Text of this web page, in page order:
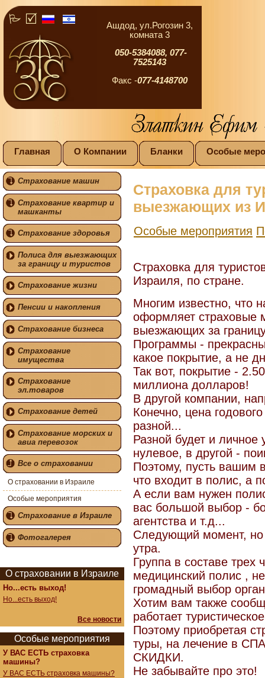
Ашдод, ул.Рогозин 3,
комната 3
050-5384088, 077-
7525143
Факс -077-4148700
Главная О Компании Бланки Особые
Страхование машин
Страхование квартир и
машканты
Страхование здоровья
Полиса для выезжающих
за границу и туристов
Страхование жизни
Пенсии и накопления
Страхование бизнеса
Страхование
имущества
Страхование
эл.товаров
Страхование детей
Страхование морских и
авиа перевозок
Все о страховании
О страховании в Израиле
Особые мероприятия
Страхование в Израиле
Фотогалерея
О страховании в Израиле
Но...есть выход!
Но...есть выход!
Все новости
Особые мероприятия
У ВАС ЕСТЬ страховка
машины?
У ВАС ЕСТЬ страховка машины?
Страховка для
выезжающих из
Особые мероприятия
Страховка для
Израиля, по стране.
Многим известно, что
оформляет страховые
выезжающих за
Программы -
какое покрытие, а не
Так вот, покрытие -
миллиона долларов!
В другой компании,
Конечно, цена
разной...
Разной будет и
нулевое, в другой -
Поэтому, пусть вашим
что входит в полис, а
А если вам нужен
вас большой выбор -
агентства и т.д...
Следующий момент, но
утра.
Группа в составе
медицинский полис ,
громадный выбор
Хотим вам также
работает
Поэтому приобретая
туры, на лечение в
СКИДКИ.
Не забывайте про это!